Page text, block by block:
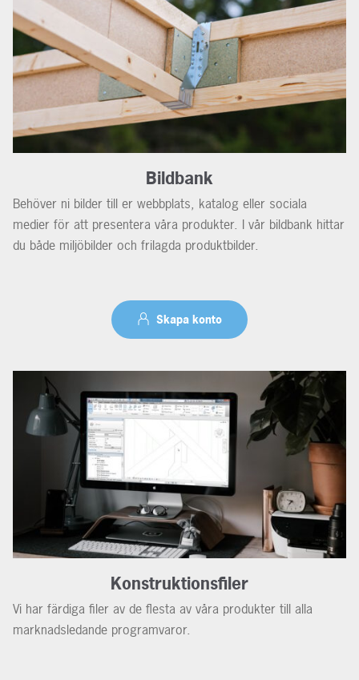
Bildbank
Behöver ni bilder till er webbplats, katalog eller sociala
medier för att presentera våra produkter. I vår bildbank hittar
du både miljöbilder och frilagda produktbilder.
Skapa konto
Konstruktionsfiler
Vi har färdiga filer av de flesta av våra produkter till alla
marknadsledande programvaror.